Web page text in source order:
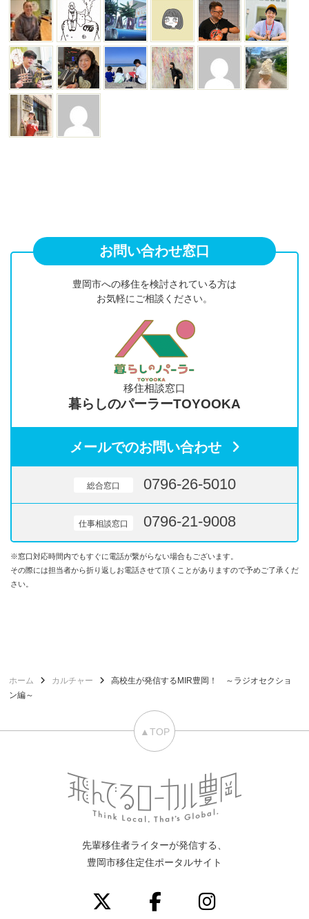
お問い合わせ窓口
豊岡市への移住を検討されている方は
お気軽にご相談ください。
移住相談窓口
暮らしのパーラーTOYOOKA
メールでのお問い合わせ
総合窓口 0796-26-5010
仕事相談窓口 0796-21-9008
※窓口対応時間内でもすぐに電話が繋がらない場合もございます。
その際には担当者から折り返しお電話させて頂くことがありますので予めご了承くだ
さい。
ホーム カルチャー
高校生が発信するMIR豊岡！ ～ラジオセクショ
ン編～
先輩移住者ライターが発信する、
豊岡市移住定住ポータルサイト
▲TOP